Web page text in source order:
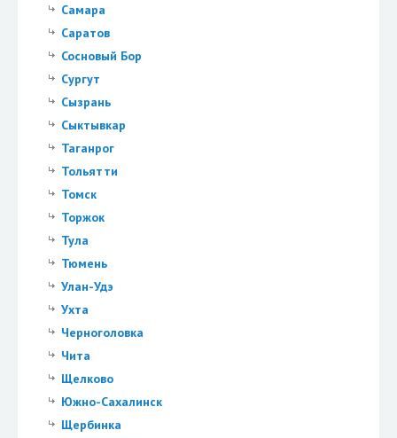
Самара
Саратов
Сосновый Бор
Сургут
Сызрань
Сыктывкар
Таганрог
Тольятти
Томск
Торжок
Тула
Тюмень
Улан-Удэ
Ухта
Черноголовка
Чита
Щелково
Южно-Сахалинск
Щербинка